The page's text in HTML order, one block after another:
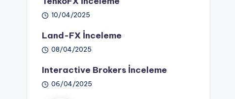
10/04/2025
Land-FX İnceleme
08/04/2025
Interactive Brokers İnceleme
06/04/2025